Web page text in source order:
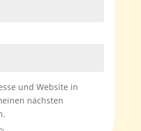
und Website in
nächsten